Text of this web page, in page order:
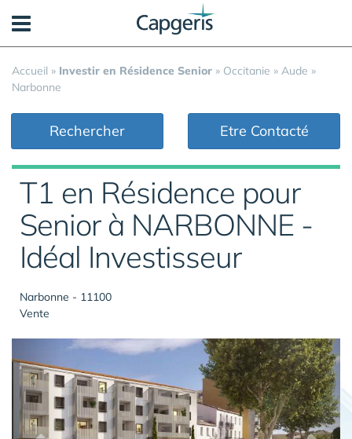
Accueil » Investir en Résidence Senior » Occitanie » Aude »
Narbonne
Rechercher Etre Contacté
T1 en Résidence pour
Senior à NARBONNE -
Idéal Investisseur
Narbonne - 11100
Vente